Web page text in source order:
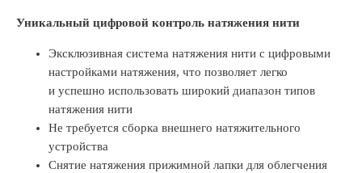
Уникальный цифровой контроль натяжения нити
Эксклюзивная система натяжения нити с цифровыми
настройками натяжения, что позволяет легко
и успешно использовать широкий диапазон типов
натяжения нити
Не требуется сборка внешнего натяжительного
устройства
Снятие натяжения прижимной лапки для облегчения